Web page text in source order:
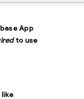
App
to use
like